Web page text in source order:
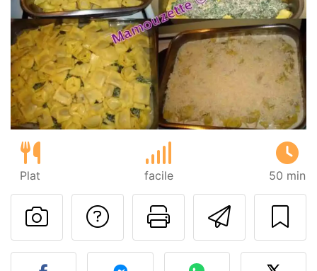
Plat facile 50 min
Imprimer
Poser une
Publier votre photo de